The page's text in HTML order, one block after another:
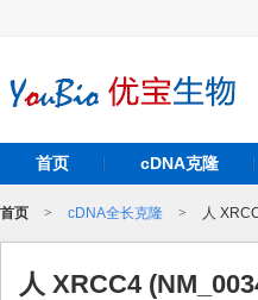
首页 cDNA克隆
首页 > cDNA全长克隆 > 人
人 XRCC4